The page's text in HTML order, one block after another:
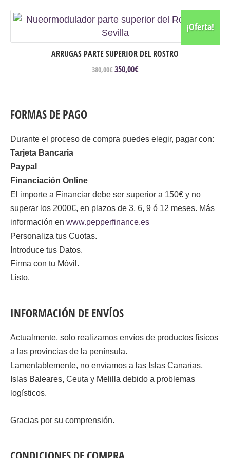
¡Oferta!
ARRUGAS PARTE SUPERIOR DEL ROSTRO
380,00€ El
350,00€El
FORMAS DE PAGO
Durante el proceso de compra puedes elegir, pagar con:
Tarjeta Bancaria
Paypal
Financiación Online
El importe a Financiar debe ser superior a 150€ y no
superar los 2000€, en plazos de 3, 6, 9 ó 12 meses. Más
información en www.pepperfinance.es
Personaliza tus Cuotas.
Introduce tus Datos.
Firma con tu Móvil.
Listo.
INFORMACIÓN DE ENVÍOS
Actualmente, solo realizamos envíos de productos físicos
a las provincias de la península.
Lamentablemente, no enviamos a las Islas Canarias,
Islas Baleares, Ceuta y Melilla debido a problemas
logísticos.
Gracias por su comprensión.